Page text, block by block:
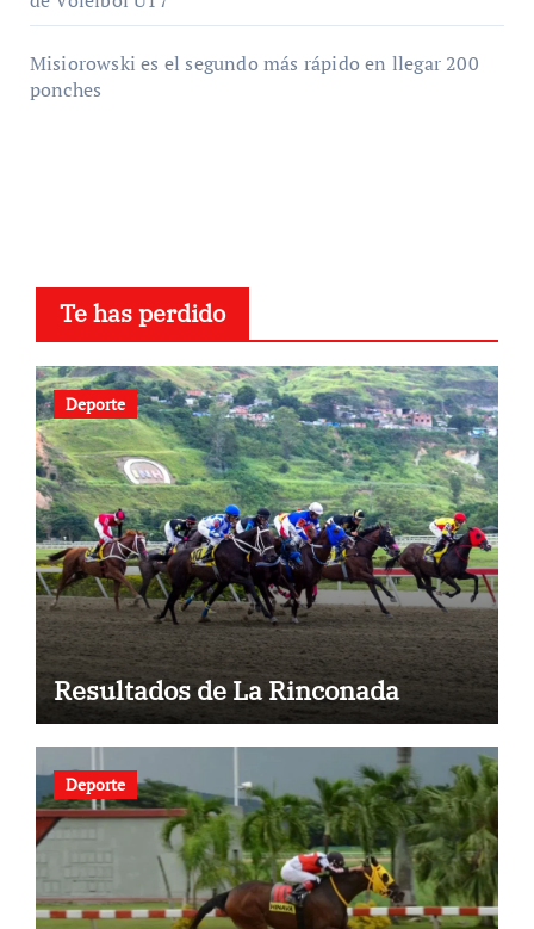
Misiorowski es el segundo más rápido en llegar 200
ponches
Te has perdido
Deporte
Resultados de La Rinconada
Deporte